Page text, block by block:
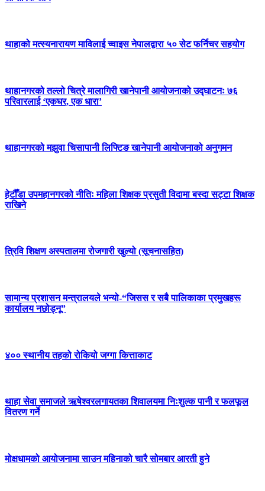
थाहाको मत्स्यनारायण माविलाई च्वाइस नेपालद्वारा ५० सेट फर्निचर सहयोग
थाहानगरको तल्लो चित्रे मालागिरी खानेपानी आयोजनाको उद्घाटनः ७६
परिवारलाई ‘एकघर, एक धारा’
थाहानगरको मझुवा चिसापानी लिफ्टिङ खानेपानी आयोजनाको अनुगमन
हेटौँडा उपमहानगरको नीतिः महिला शिक्षक प्रसुती विदामा बस्दा सट्टा शिक्षक
राखिने
त्रिवि शिक्षण अस्पतालमा रोजगारी खुल्यो (सूचनासहित)
सामान्य प्रशासन मन्त्रालयले भन्यो-“जिसस र सबै पालिकाका प्रमुखहरू
कार्यालय नछोड्नू”
४०० स्थानीय तहको रोकियो जग्गा कित्ताकाट
थाहा सेवा समाजले ऋषेश्वरलगायतका शिवालयमा निःशुल्क पानी र फलफूल
वितरण गर्ने
मोक्षधामको आयोजनामा साउन महिनाको चारै सोमबार आरती हुने